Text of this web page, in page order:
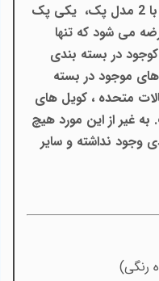
(در نظر داشته باشید ایکسراس4نانوو با 2 مدل پک، یکی پک
می شود که تنها
در کویل کوجود در بسته بندی
موجود در بسته
پک ایالات متحده ، کویل های
بندی 0.8 و 0.6 است. به غیر از این مورد هیچ
بسته بندی وجود نداشته و سایر
رنگی)